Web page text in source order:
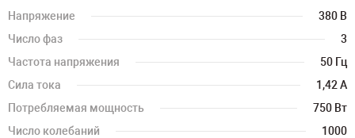
Напряжение
380 В
Число фаз
3
Частота напряжения
50 Гц
Сила тока
1,42 А
Потребляемая мощность
750 Вт
Число колебаний
1000